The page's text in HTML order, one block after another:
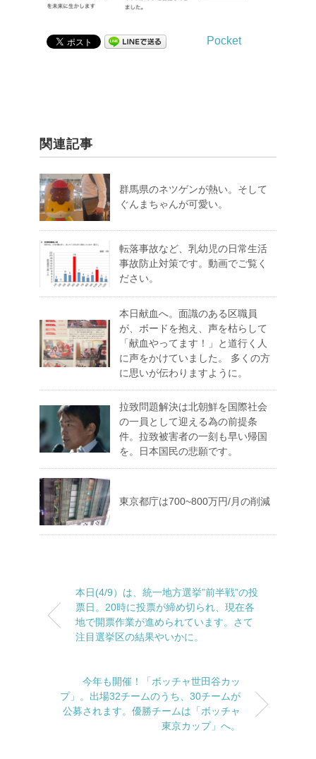
Pocket
関連記事
群馬県のネツゲンが熱い。そして
ぐんまちゃんが可愛い。
転落事故など、乳幼児の日常生活
事故防止対策です。動画でご覧く
ださい。
本日献血へ。面識のある区職員
が、ボードを抱え、声を枯らして
「献血やってます！」と道行く人
に声をかけていました。 多くの方
に思いが伝わりますように。
拉致問題解決は北朝鮮を国際社会
の一員として迎える為の前提条
件。拉致被害者の一刻も早い帰国
を。日本国民の悲願です。
東京都庁は700~800万円/月の削減
本日(4/9）は、統一地方選挙”前半戦”の投
票日。20時に投票が締め切られ、現在各
地で開票作業が進められています。さて
注目選挙区の結果やいかに。
今年も開催！「ボッチャ世田谷カッ
プ」。出場32チームのうち、30チームが
公募されます。優勝チームは「ボッチャ
東京カップ」へ。